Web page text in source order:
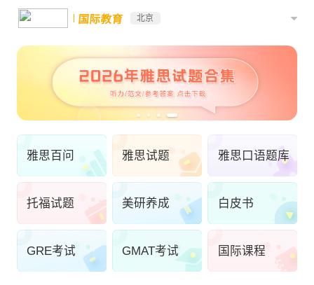
国际教育 北京
雅思百问 雅思试题 雅思口语题库
托福试题 美研养成 白皮书
GRE考试 GMAT考试 国际课程